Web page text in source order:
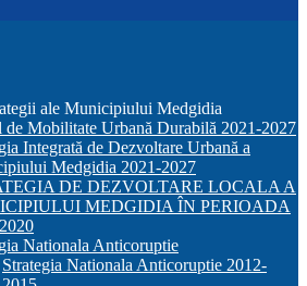
ale Municipiului Medgidia
de Mobilitate Urbană Durabilă 2021-2027
Integrată de Dezvoltare Urbană a
Medgidia 2021-2027
DE DEZVOLTARE LOCALA A
MEDGIDIA ÎN PERIOADA
Nationala Anticoruptie
Strategia Nationala Anticoruptie 2012-